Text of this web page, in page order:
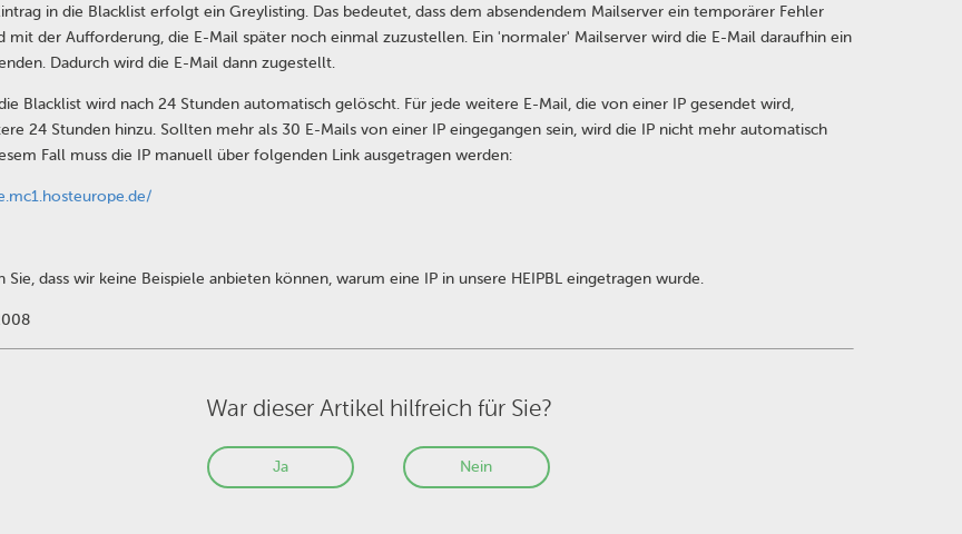
in die Blacklist erfolgt ein Greylisting. Das bedeutet, dass dem absendendem Mailserver ein temporärer Fehler
mit der Aufforderung, die E-Mail später noch einmal zuzustellen. Ein 'normaler' Mailserver wird die E-Mail daraufhin ein
Dadurch wird die E-Mail dann zugestellt.
Blacklist wird nach 24 Stunden automatisch gelöscht. Für jede weitere E-Mail, die von einer IP gesendet wird,
24 Stunden hinzu. Sollten mehr als 30 E-Mails von einer IP eingegangen sein, wird die IP nicht mehr automatisch
Fall muss die IP manuell über folgenden Link ausgetragen werden:
Sie, dass wir keine Beispiele anbieten können, warum eine IP in unsere HEIPBL eingetragen wurde.
War dieser Artikel hilfreich für Sie?
Ja Nein